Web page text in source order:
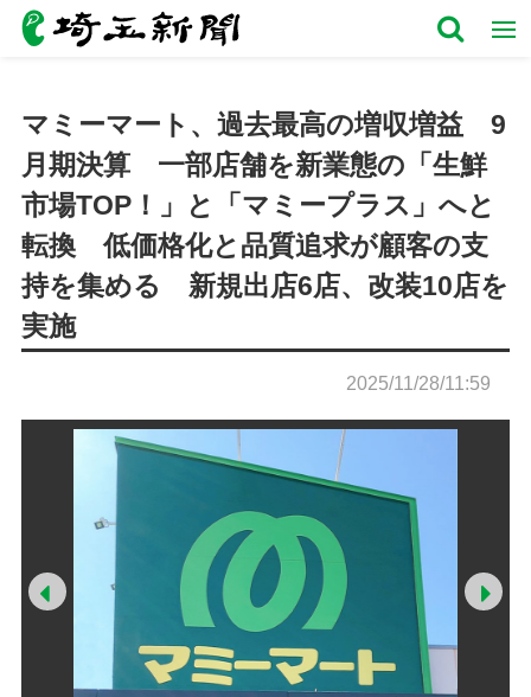
マミーマート、過去最高の増収増益 9
月期決算 一部店舗を新業態の「生鮮
市場TOP！」と「マミープラス」へと
転換 低価格化と品質追求が顧客の支
持を集める 新規出店6店、改装10店を
実施
2025/11/28/11:59
Prev